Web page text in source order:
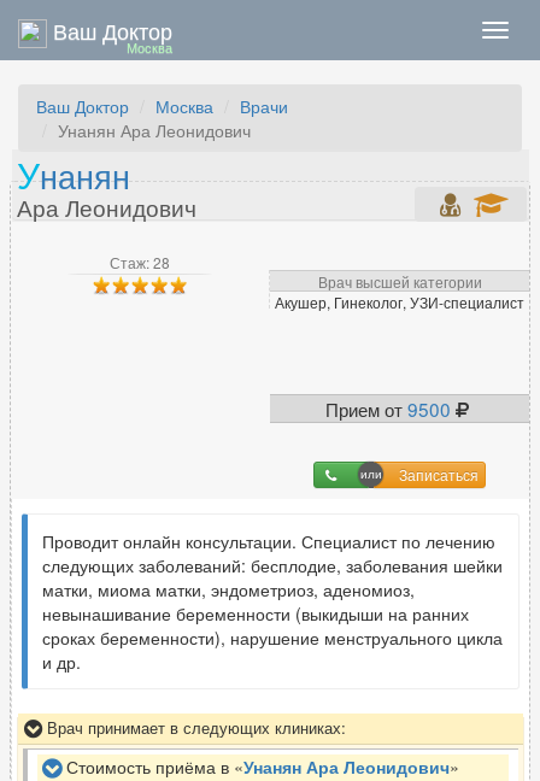
Ваш Доктор
Москва
Ваш Доктор Москва
Врачи
Унанян Ара Леонидович
Стаж: 28
Врач высшей категории
Акушер, Гинеколог, УЗИ-специалист
Прием от9500
Записаться
Унанян
Ара Леонидович
Проводит онлайн консультации. Специалист по лечению
следующих заболеваний: бесплодие, заболевания шейки
матки, миома матки, эндометриоз, аденомиоз,
невынашивание беременности (выкидыши на ранних
сроках беременности), нарушение менструального цикла
и др.
Врач принимает в следующих клиниках:
Стоимость приёма в «Унанян Ара Леонидович»